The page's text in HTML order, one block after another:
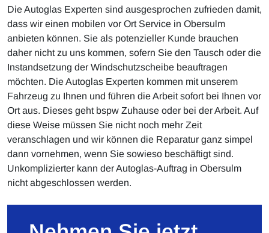
Die Autoglas Experten sind ausgesprochen zufrieden damit,
dass wir einen mobilen vor Ort Service in Obersulm
anbieten können. Sie als potenzieller Kunde brauchen
daher nicht zu uns kommen, sofern Sie den Tausch oder die
Instandsetzung der Windschutzscheibe beauftragen
möchten. Die Autoglas Experten kommen mit unserem
Fahrzeug zu Ihnen und führen die Arbeit sofort bei Ihnen vor
Ort aus. Dieses geht bspw Zuhause oder bei der Arbeit. Auf
diese Weise müssen Sie nicht noch mehr Zeit
veranschlagen und wir können die Reparatur ganz simpel
dann vornehmen, wenn Sie sowieso beschäftigt sind.
Unkomplizierter kann der Autoglas-Auftrag in Obersulm
nicht abgeschlossen werden.